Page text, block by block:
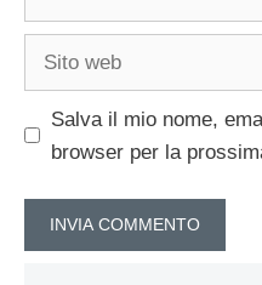
Salva il mio nome,
browser per la